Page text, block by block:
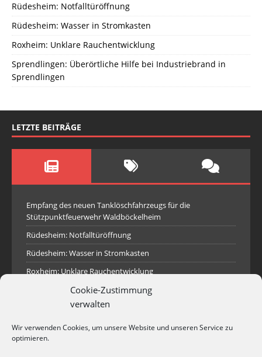
Cookie-Zustimmung
verwalten
Wir verwenden Cookies, um unsere Website und unseren Service zu
optimieren.
Rüdesheim: Notfalltüröffnung
Rüdesheim: Wasser in Stromkasten
Roxheim: Unklare Rauchentwicklung
Sprendlingen: Überörtliche Hilfe bei Industriebrand in
Sprendlingen
LETZTE BEITRÄGE
Empfang des neuen Tanklöschfahrzeugs für die
Stützpunktfeuerwehr Waldböckelheim
Rüdesheim: Notfalltüröffnung
Rüdesheim: Wasser in Stromkasten
Roxheim: Unklare Rauchentwicklung
Sprendlingen: Überörtliche Hilfe bei Industriebrand in
Sprendlingen
Rüdesheim: Aufgerissener Dieseltank